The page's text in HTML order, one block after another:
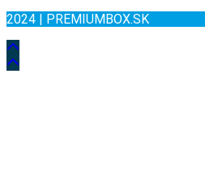
2024 | PREMIUMBOX.SK